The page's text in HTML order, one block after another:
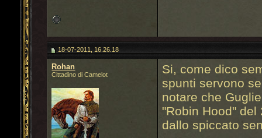
18-07-2011, 16.26.18
Rohan
Cittadino di Camelot
Si, come dico
spunti servono
notare che
"Robin Hood"
dallo spiccato